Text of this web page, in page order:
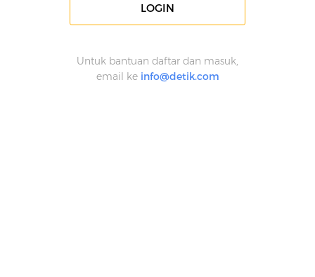
LOGIN
Untuk bantuan daftar dan masuk,
email ke info@detik.com